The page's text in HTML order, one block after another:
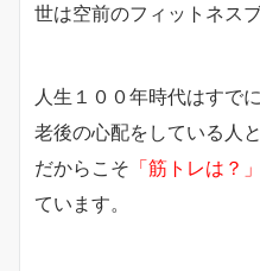
世は空前のフィットネス
人生１００年時代はすで
老後の心配をしている人
だからこそ 「筋トレは？」
ています。